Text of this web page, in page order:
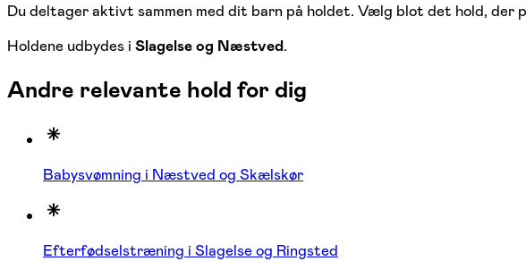
Du deltager aktivt sammen med dit barn på holdet. Vælg blot det hold, der
Holdene udbydes i Slagelse og Næstved.
Andre relevante hold for dig
Babysvømning i Næstved og Skælskør
Efterfødselstræning i Slagelse og Ringsted